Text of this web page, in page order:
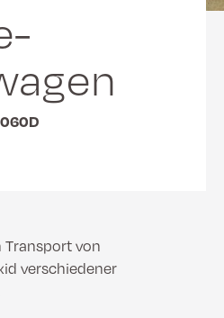
von
verschiedener